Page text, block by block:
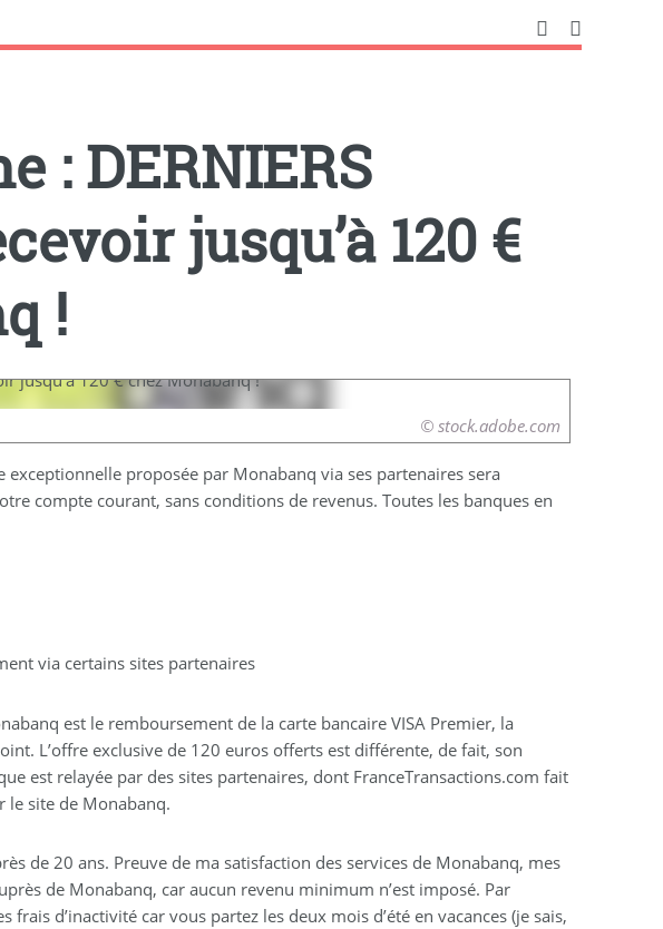
: DERNIERS
jusqu’à 120 €
!
© stock.adobe.com
proposée par Monabanq via ses partenaires sera
compte courant, sans conditions de revenus. Toutes les banques en
via certains sites partenaires
est le remboursement de la carte bancaire VISA Premier, la
L’offre exclusive de 120 euros offerts est différente, de fait, son
est relayée par des sites partenaires, dont FranceTransactions.com fait
le site de Monabanq.
de 20 ans. Preuve de ma satisfaction des services de Monabanq, mes
de Monabanq, car aucun revenu minimum n’est imposé. Par
d’inactivité car vous partez les deux mois d’été en vacances (je sais,